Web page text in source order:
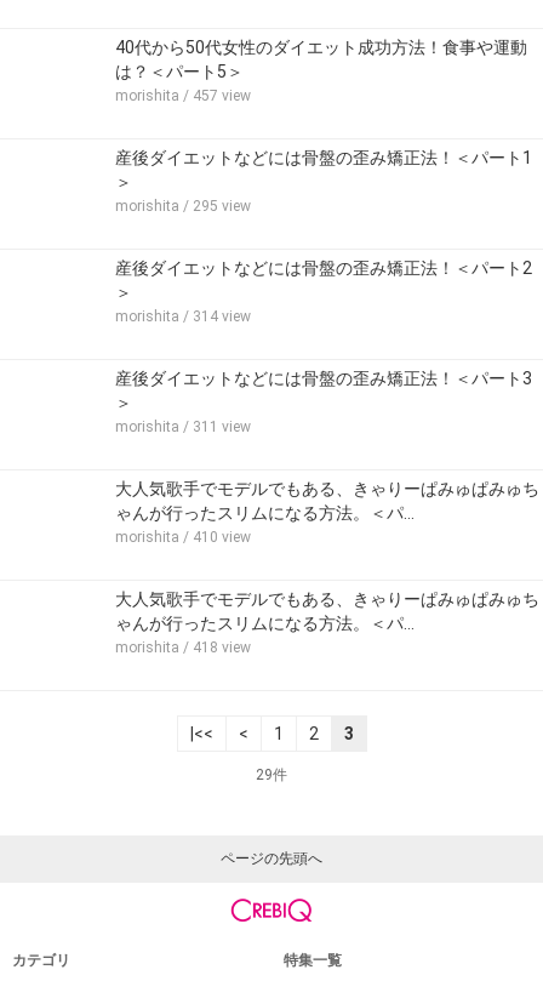
40代から50代女性のダイエット成功方法！食事や運動
は？＜パート5＞
morishita / 457 view
産後ダイエットなどには骨盤の歪み矯正法！＜パート1
＞
morishita / 295 view
産後ダイエットなどには骨盤の歪み矯正法！＜パート2
＞
morishita / 314 view
産後ダイエットなどには骨盤の歪み矯正法！＜パート3
＞
morishita / 311 view
大人気歌手でモデルでもある、きゃりーぱみゅぱみゅち
ゃんが行ったスリムになる方法。＜パ…
morishita / 410 view
大人気歌手でモデルでもある、きゃりーぱみゅぱみゅち
ゃんが行ったスリムになる方法。＜パ…
morishita / 418 view
|<< < 1 2 3
29件
ページの先頭へ
カテゴリ 特集一覧